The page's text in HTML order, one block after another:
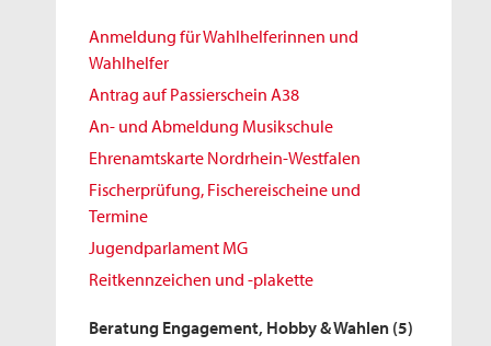
Anmeldung für Wahlhelferinnen und
Wahlhelfer
Antrag auf Passierschein A38
An- und Abmeldung Musikschule
Ehrenamtskarte Nordrhein-Westfalen
Fischerprüfung, Fischereischeine und
Termine
Jugendparlament MG
Reitkennzeichen und -plakette
Beratung Engagement, Hobby & Wahlen (5)